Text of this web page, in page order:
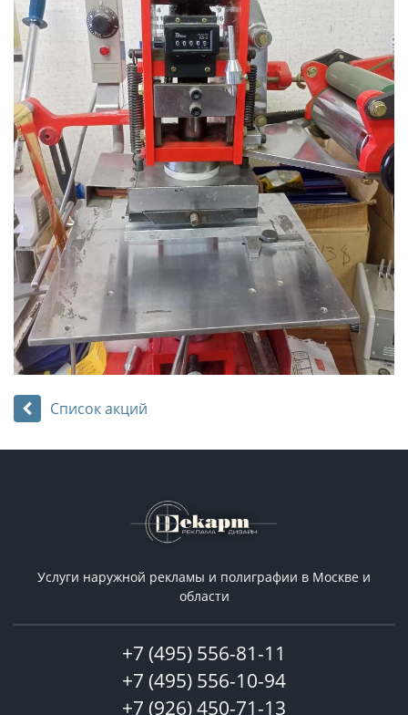
Список акций
Услуги наружной рекламы и полиграфии в Москве и
области
+7 (495) 556-81-11
+7 (495) 556-10-94
+7 (926) 450-71-13